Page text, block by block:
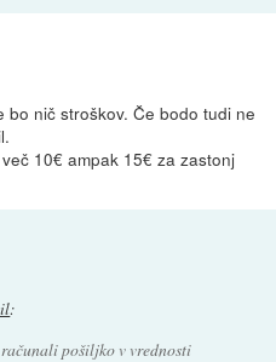
nič stroškov. Če bodo tudi ne
10€ ampak 15€ za zastonj
:
pošiljko v vrednosti